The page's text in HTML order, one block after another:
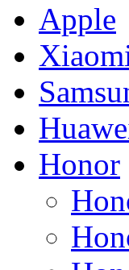
Apple
Honor